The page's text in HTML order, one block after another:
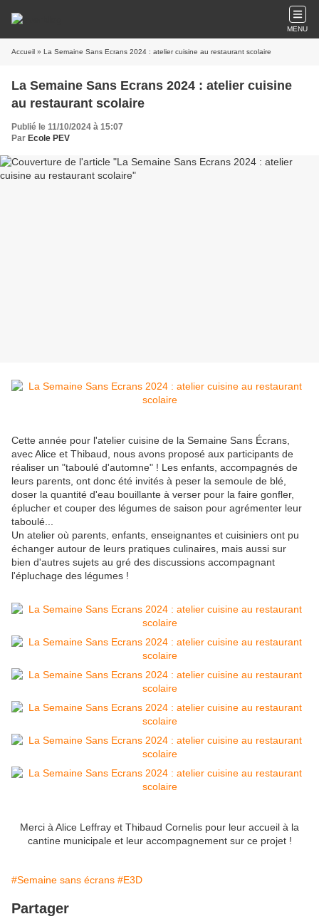
MENU
Accueil » La Semaine Sans Ecrans 2024 : atelier cuisine au restaurant scolaire
La Semaine Sans Ecrans 2024 : atelier cuisine
au restaurant scolaire
Publié le 11/10/2024 à 15:07
Par Ecole PEV
Cette année pour l'atelier cuisine de la Semaine Sans Écrans,
avec Alice et Thibaud, nous avons proposé aux participants de
réaliser un "taboulé d'automne" ! Les enfants, accompagnés de
leurs parents, ont donc été invités à peser la semoule de blé,
doser la quantité d'eau bouillante à verser pour la faire gonfler,
éplucher et couper des légumes de saison pour agrémenter leur
taboulé...
Un atelier où parents, enfants, enseignantes et cuisiniers ont pu
échanger autour de leurs pratiques culinaires, mais aussi sur
bien d'autres sujets au gré des discussions accompagnant
l'épluchage des légumes !
Merci à Alice Leffray et Thibaud Cornelis pour leur accueil à la
cantine municipale et leur accompagnement sur ce projet !
#Semaine sans écrans #E3D
Partager